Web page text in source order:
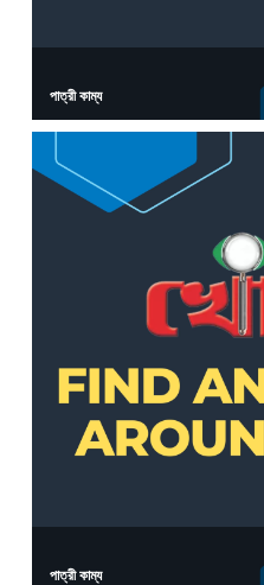
পাত্রী কাম্য
পাত্রী কাম্য